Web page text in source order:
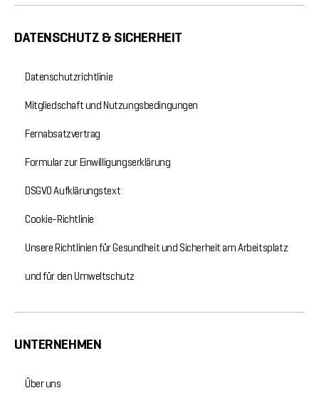
DATENSCHUTZ & SICHERHEIT
Datenschutzrichtlinie
Mitgliedschaft und Nutzungsbedingungen
Fernabsatzvertrag
Formular zur Einwilligungserklärung
DSGVO Aufklärungstext
Cookie-Richtlinie
Unsere Richtlinien für Gesundheit und Sicherheit am Arbeitsplatz
und für den Umweltschutz
UNTERNEHMEN
Über uns